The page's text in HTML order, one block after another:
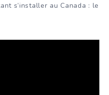
s’installer au Canada : le